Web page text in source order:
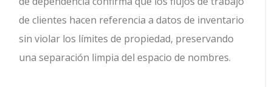
de clientes hacen referencia a datos de inventario
sin violar los límites de propiedad, preservando
una separación limpia del espacio de nombres.